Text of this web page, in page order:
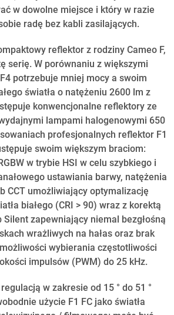
w dowolne miejsce i który w razie
radę bez kabli zasilających.
reflektor z rodziny Cameo F,
serię. W porównaniu z większymi
potrzebuje mniej mocy a swoim
światła o natężeniu 2600 lm z
konwencjonalne reflektory ze
lampami halogenowymi 650
profesjonalnych reflektor F1
swoim większym braciom:
w trybie HSI w celu szybkiego i
ustawiania barwy, natężenia
CCT umożliwiający optymalizację
białego (CRI > 90) wraz z korektą
zapewniający niemal bezgłośną
wrażliwych na hałas oraz brak
wybierania częstotliwości
impulsów (PWM) do 25 kHz.
w zakresie od 15 ° do 51 °
użycie F1 FC jako światła